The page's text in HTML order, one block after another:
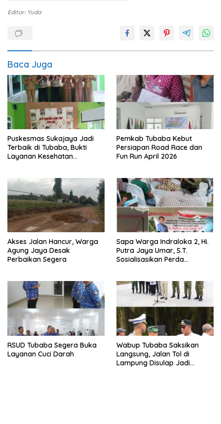
Editor: Yuda
Baca Juga
Puskesmas Sukajaya Jadi
Terbaik di Tubaba, Bukti
Layanan Kesehatan
Pemkab Tubaba Kebut
Persiapan Road Race dan
Fun Run April 2026
Akses Jalan Hancur, Warga
Agung Jaya Desak
Perbaikan Segera
Sapa Warga Indraloka 2, Hi.
Putra Jaya Umar, S.T.
Sosialisasikan Perda
RSUD Tubaba Segera Buka
Layanan Cuci Darah
Wabup Tubaba Saksikan
Langsung, Jalan Tol di
Lampung Disulap Jadi